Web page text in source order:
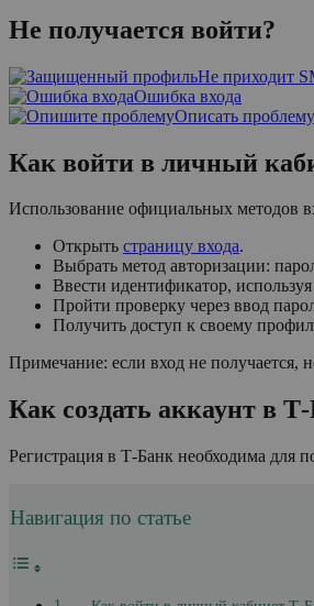
Не получается войти?
Не приходит
Ошибка входа
Описать проблему
Как войти в личный
Использование официальных методов
Открыть страницу входа.
Выбрать метод авторизации:
Ввести идентификатор,
Пройти проверку через ввод
Получить доступ к своему
Примечание: если вход не получается,
Как создать аккаунт в
Регистрация в Т-Банк необходима для
Навигация по статье